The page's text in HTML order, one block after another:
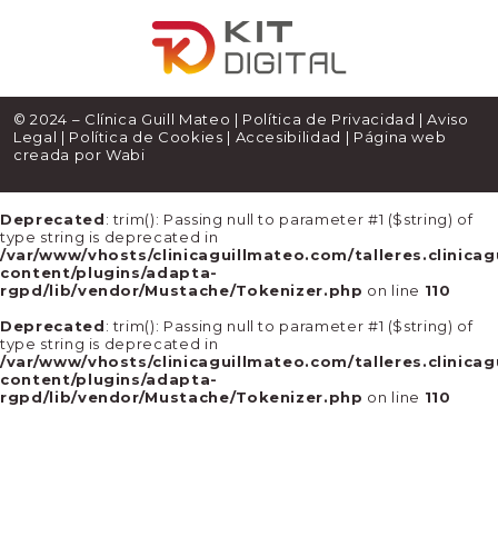
© 2024 – Clínica Guill Mateo | Política de Privacidad |Aviso
Legal | Política de Cookies | Accesibilidad | Página web
creada porWabi
Deprecated: trim(): Passing null to parameter #1 ($string) of
type string is deprecated in
/var/www/vhosts/clinicaguillmateo.com/
content/plugins/adapta-
rgpd/lib/vendor/Mustache/Tokenizer.php on line 110
Deprecated: trim(): Passing null to parameter #1 ($string) of
type string is deprecated in
/var/www/vhosts/clinicaguillmateo.com/
content/plugins/adapta-
rgpd/lib/vendor/Mustache/Tokenizer.php on line 110